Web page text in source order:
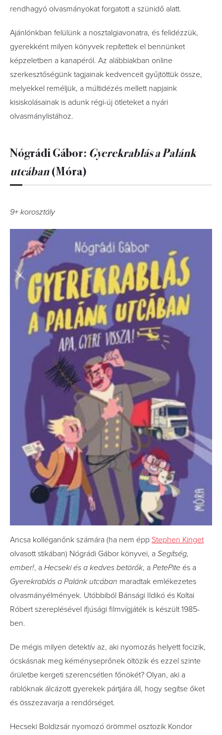
rendhagyó olvasmányokat forgatott a szünidő alatt.
Ajánlónkban felülünk a nosztalgiavonatra, és felidézzük,
gyerekként milyen könyvek repítettek el bennünket
képzeletben a kanapéról. Az alábbiakban online
szerkesztőségünk tagjainak kedvenceit gyűjtöttük össze,
melyekkel reméljük, a múltidézés mellett napjaink
kisiskolásainak is adunk régi-új ötleteket a nyári
olvasmánylistához.
Nógrádi Gábor: Gyerekrablás ​a Palánk
utcában(Móra)
9+ korosztály
Ancsa kolléganőnk számára (ha nem épp Stephen Kinget
olvasott stikában) Nógrádi Gábor könyvei, a Segítség,
ember!, a Hecseki és a kedves betörők, a PetePite és a
Gyerekrablás a Palánk utcában maradtak emlékezetes
olvasmányélmények. Utóbbiból Bánsági Ildikó és Koltai
Róbert szereplésével ifjúsági filmvígjáték is készült 1985-
ben.
De mégis milyen detektív az, aki nyomozás helyett focizik,
ócskásnak meg kéményseprőnek öltözik és ezzel szinte
őrületbe kergeti szerencsétlen főnökét? Olyan, aki a
rablóknak álcázott gyerekek pártjára áll, hogy segítse őket
és összezavarja a rendőrséget.
Hecseki Boldizsár nyomozó örömmel osztozik Kondor